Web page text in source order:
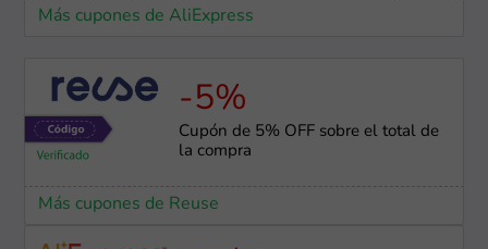
Más cupones de AliExpress
-5%
Cupón de 5% OFF sobre el total de
la compra
Más cupones de Reuse